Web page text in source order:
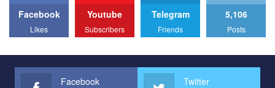
All you have to do is to press "Like" below the video.
Эмоционально сильный ролик от команды "Гей-альянс
представляющий программу развития организации.
Facebook
Likes
Youtube
Subscribers
Telegram
Friends
5,106
Posts
Facebook Twitter